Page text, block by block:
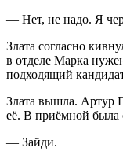
— Нет, не надо. Я
Злата согласно
в отделе Марка
подходящий
Злата вышла. Артур
её. В приёмной была
— Зайди.